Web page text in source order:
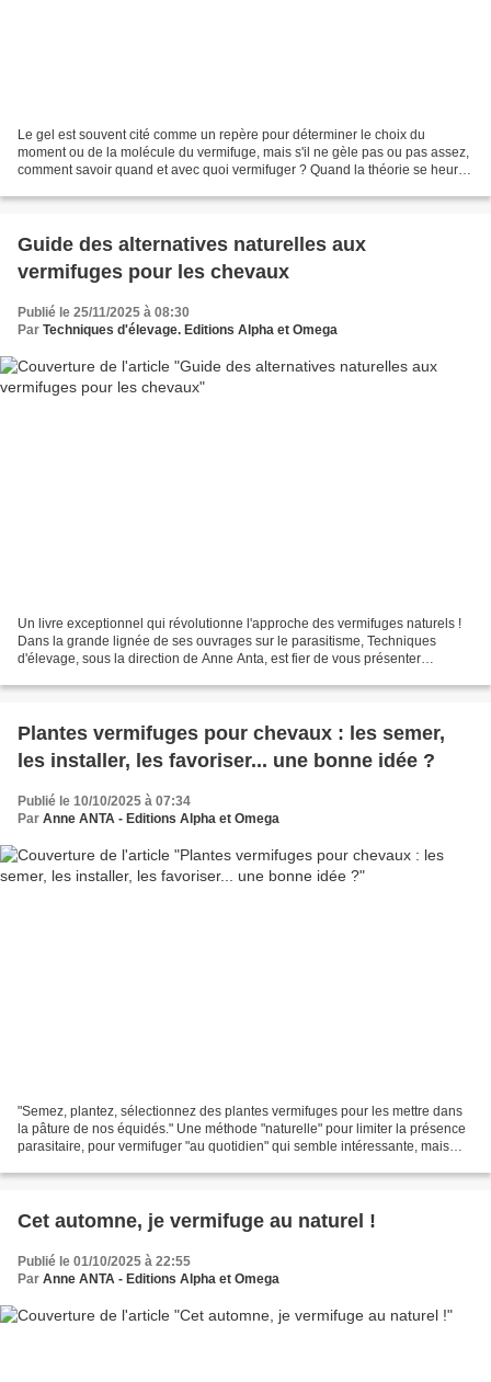
Le gel est souvent cité comme un repère pour déterminer le choix du
moment ou de la molécule du vermifuge, mais s'il ne gèle pas ou pas assez,
comment savoir quand et avec quoi vermifuger ? Quand la théorie se heurte
Guide des alternatives naturelles aux
vermifuges pour les chevaux
Publié le 25/11/2025 à 08:30
Par Techniques d'élevage. Editions Alpha et Omega
Un livre exceptionnel qui révolutionne l'approche des vermifuges naturels !
Dans la grande lignée de ses ouvrages sur le parasitisme, Techniques
d'élevage, sous la direction de Anne Anta, est fier de vous présenter
Plantes vermifuges pour chevaux : les semer,
les installer, les favoriser... une bonne idée ?
Publié le 10/10/2025 à 07:34
Par Anne ANTA - Editions Alpha et Omega
"Semez, plantez, sélectionnez des plantes vermifuges pour les mettre dans
la pâture de nos équidés." Une méthode "naturelle" pour limiter la présence
parasitaire, pour vermifuger "au quotidien" qui semble intéressante, mais
Cet automne, je vermifuge au naturel !
Publié le 01/10/2025 à 22:55
Par Anne ANTA - Editions Alpha et Omega